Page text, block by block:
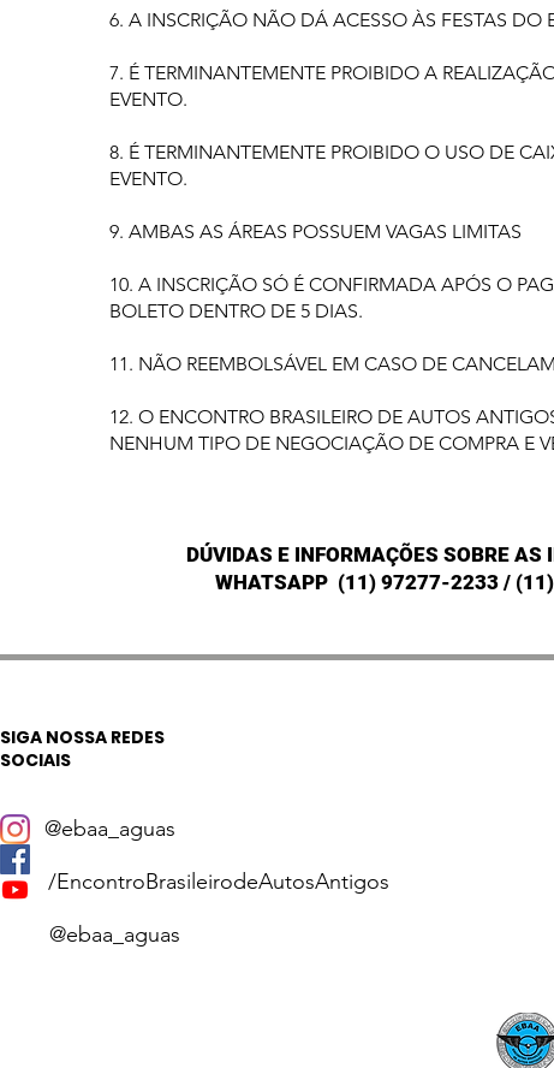
6. A INSCRIÇÃO NÃO DÁ ACESSO ÀS FESTAS DO
7. É TERMINANTEMENTE PROIBIDO A
EVENTO.
8. É TERMINANTEMENTE PROIBIDO O USO DE
EVENTO.
9. AMBAS AS ÁREAS POSSUEM VAGAS LIMITAS
10. A INSCRIÇÃO SÓ É CONFIRMADA APÓS O
BOLETO DENTRO DE 5 DIAS.
11. NÃO REEMBOLSÁVEL EM CASO DE
12. O ENCONTRO BRASILEIRO DE AUTOS
NENHUM TIPO DE NEGOCIAÇÃO DE COMPRA E
DÚVIDAS E INFORMAÇÕES SOBRE
WHATSAPP (11) 97277-2233 /
SIGA NOSSA REDES
SOCIAIS
@ebaa_aguas
/EncontroBrasileirodeAutosAntigos
@ebaa_aguas